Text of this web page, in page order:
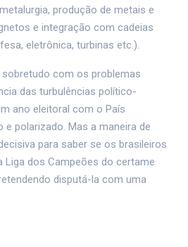
produção de metais e
e integração com cadeias
eletrônica, turbinas etc.).
com os problemas
das turbulências político-
ano eleitoral com o País
polarizado. Mas a maneira de
para saber se os brasileiros
Liga dos Campeões do certame
disputá-la com uma